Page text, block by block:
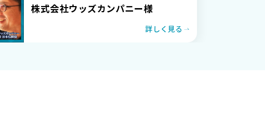
株式会社ウッズカンパニー様
詳しく見る